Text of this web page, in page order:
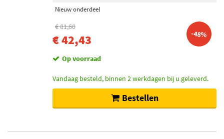
Nieuw onderdeel
€ 81,60
€ 42,43 -48%
Op voorraad
Vandaag besteld, binnen 2 werkdagen bij u geleverd.
Bestellen